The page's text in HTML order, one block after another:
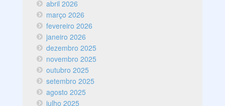
abril 2026
março 2026
fevereiro 2026
janeiro 2026
dezembro 2025
novembro 2025
outubro 2025
setembro 2025
agosto 2025
julho 2025